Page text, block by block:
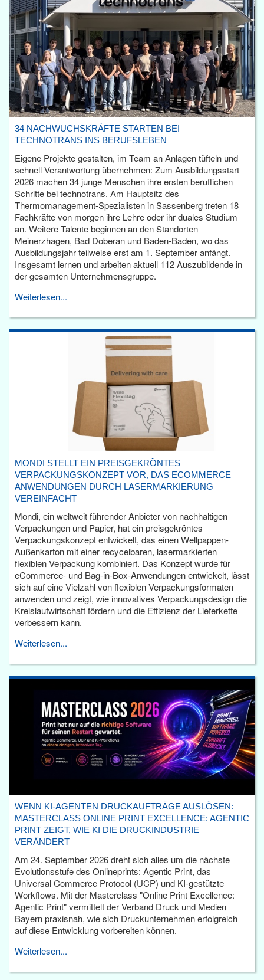
34 NACHWUCHSKRÄFTE STARTEN BEI
TECHNOTRANS INS BERUFSLEBEN
Eigene Projekte gestalten, im Team an Anlagen tüfteln und
schnell Verantwortung übernehmen: Zum Ausbildungsstart
2026 machen 34 junge Menschen ihre ersten beruflichen
Schritte bei technotrans. Am Hauptsitz des
Thermomanagement-Spezialisten in Sassenberg treten 18
Fachkräfte von morgen ihre Lehre oder ihr duales Studium
an. Weitere Talente beginnen an den Standorten
Meinerzhagen, Bad Doberan und Baden-Baden, wo das
Ausbildungsjahr teilweise erst am 1. September anfängt.
Insgesamt lernen und arbeiten aktuell 112 Auszubildende in
der gesamten Unternehmensgruppe.
Weiterlesen...
MONDI STELLT EIN PREISGEKRÖNTES
VERPACKUNGSKONZEPT VOR, DAS ECOMMERCE
ANWENDUNGEN DURCH LASERMARKIERUNG
VEREINFACHT
Mondi, ein weltweit führender Anbieter von nachhaltigen
Verpackungen und Papier, hat ein preisgekröntes
Verpackungskonzept entwickelt, das einen Wellpappen-
Außenkarton mit einer recycelbaren, lasermarkierten
flexiblen Verpackung kombiniert. Das Konzept wurde für
eCommerce- und Bag-in-Box-Anwendungen entwickelt, lässt
sich auf eine Vielzahl von flexiblen Verpackungsformaten
anwenden und zeigt, wie innovatives Verpackungsdesign die
Kreislaufwirtschaft fördern und die Effizienz der Lieferkette
verbessern kann.
Weiterlesen...
WENN KI-AGENTEN DRUCKAUFTRÄGE AUSLÖSEN:
MASTERCLASS ONLINE PRINT EXCELLENCE: AGENTIC
PRINT ZEIGT, WIE KI DIE DRUCKINDUSTRIE
VERÄNDERT
Am 24. September 2026 dreht sich alles um die nächste
Evolutionsstufe des Onlineprints: Agentic Print, das
Universal Commerce Protocol (UCP) und KI-gestützte
Workflows. Mit der Masterclass "Online Print Excellence:
Agentic Print" vermittelt der Verband Druck und Medien
Bayern praxisnah, wie sich Druckunternehmen erfolgreich
auf diese Entwicklung vorbereiten können.
Weiterlesen...